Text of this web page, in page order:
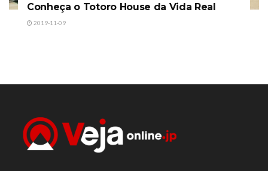
Conheça o Totoro House da Vida Real
2019-11-09